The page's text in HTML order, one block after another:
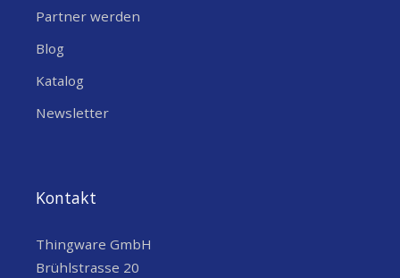
proprietäre Middleware – du integrierst
Software-Schichten benötigt werden
Parallele Datenpfade mit BACnet/IP und
gehen simultan an dein BMS für
Echtzeitsteuerung und an Cloud-
Partner werden
Blog
Katalog
Newsletter
Kontakt
Thingware GmbH
Brühlstrasse 20